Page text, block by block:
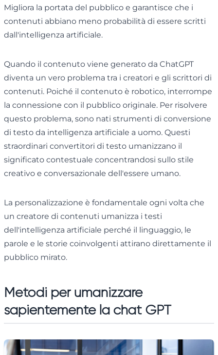
Migliora la portata del pubblico e garantisce che i
contenuti abbiano meno probabilità di essere scritti
dall'intelligenza artificiale.
Quando il contenuto viene generato da ChatGPT
diventa un vero problema tra i creatori e gli scrittori di
contenuti. Poiché il contenuto è robotico, interrompe
la connessione con il pubblico originale. Per risolvere
questo problema, sono nati strumenti di conversione
di testo da intelligenza artificiale a uomo. Questi
straordinari convertitori di testo umanizzano il
significato contestuale concentrandosi sullo stile
creativo e conversazionale dell'essere umano.
La personalizzazione è fondamentale ogni volta che
un creatore di contenuti umanizza i testi
dell'intelligenza artificiale perché il linguaggio, le
parole e le storie coinvolgenti attirano direttamente il
pubblico mirato.
Metodi per umanizzare
sapientemente la chat GPT